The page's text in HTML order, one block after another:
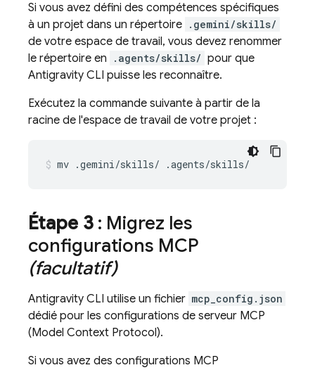
Si vous avez défini des compétences spécifiques
à un projet dans un répertoire .gemini/skills/
de votre espace de travail, vous devez renommer
le répertoire en
.agents/skills/ pour que
Antigravity CLI puisse les reconnaître.
Exécutez la commande suivante à partir de la
racine de l'espace de travail de votre projet :
mv .gemini/skills/ .agents/skills/
Étape 3: Migrez les
configurations MCP
(facultatif)
Antigravity CLI utilise un fichier mcp_config.json
dédié pour les configurations de serveur MCP
(Model Context Protocol).
Si vous avez des configurations MCP